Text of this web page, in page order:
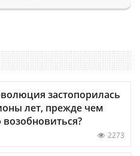
застопорилась
лет, прежде чем
возобновиться?
2273